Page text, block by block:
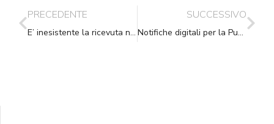
PRECEDENTE
E’ inesistente la ricevuta non firmata dall’Agente Postale
SUCCESSIVO
Notifiche digitali per la Pubblica Amministrazione